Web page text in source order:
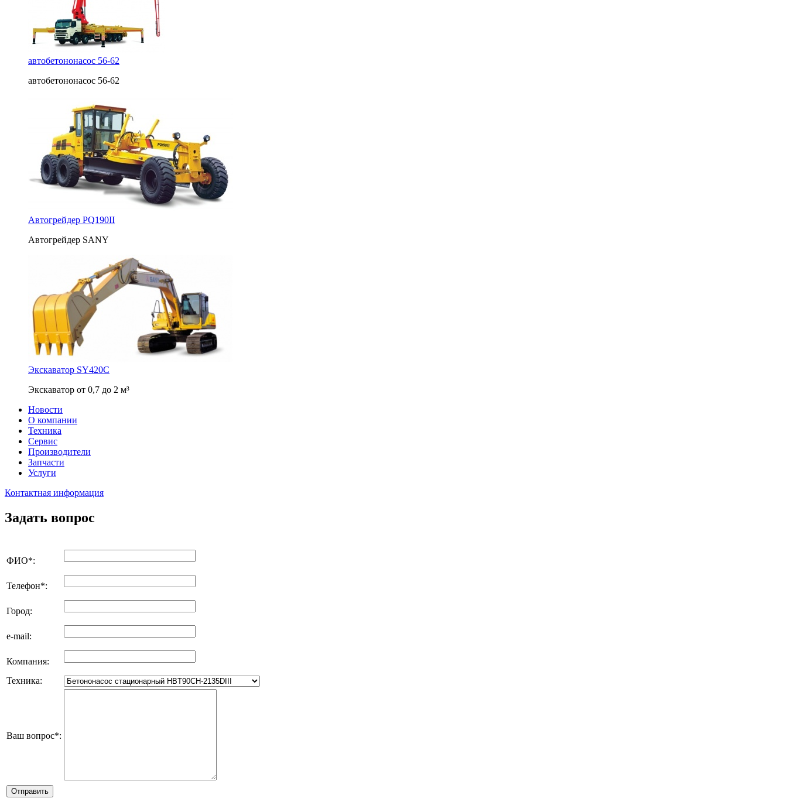
автобетононасос 56-62
автобетононасос 56-62
Автогрейдер PQ190II
Автогрейдер SANY
Экскаватор SY420C
Экскаватор от 0,7 до 2 м³
Новости
О компании
Техника
Сервис
Производители
Запчасти
Услуги
Контактная информация
Задать вопрос
ФИО*:
Телефон*:
Город:
e-mail:
Компания:
Техника:
Ваш вопрос*: